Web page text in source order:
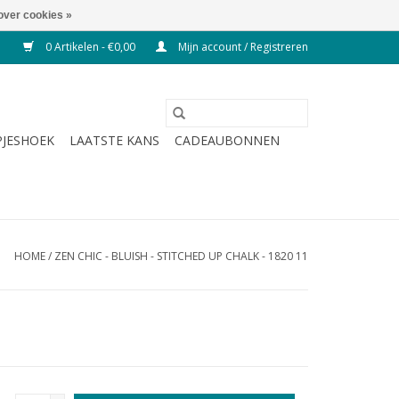
0 Artikelen - €0,00 Mijn account / Registreren
LAATSTE KANS
CADEAUBONNEN
HOME/ ZEN CHIC - BLUISH - STITCHED UP CHALK - 1820 11
cookies »